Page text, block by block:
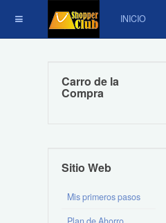
INICIO
Carro de la
Compra
Sitio Web
Mis primeros pasos